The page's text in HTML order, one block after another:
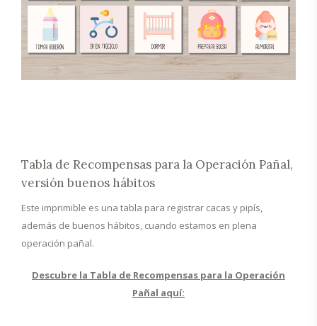
Tabla de Recompensas para la Operación Pañal,
versión buenos hábitos
Este imprimible es una tabla para registrar cacas y pipís,
además de buenos hábitos, cuando estamos en plena
operación pañal.
Descubre la Tabla de Recompensas para la Operación
Pañal aquí: